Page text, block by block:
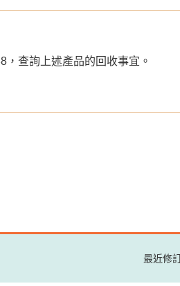
查詢上述產品的回收事宜。
最近修